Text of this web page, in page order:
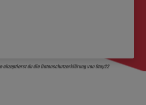
akzeptierst du die Datenschutzerklärung von Stay22